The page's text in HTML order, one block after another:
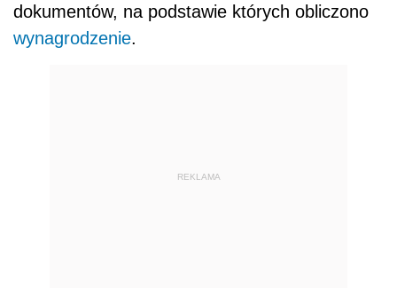
dokumentów, na podstawie których obliczono
wynagrodzenie.
REKLAMA